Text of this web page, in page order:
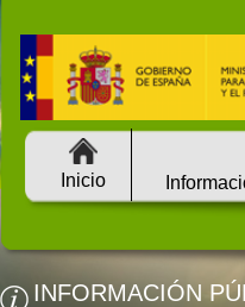
Inicio
INFORMACIÓN